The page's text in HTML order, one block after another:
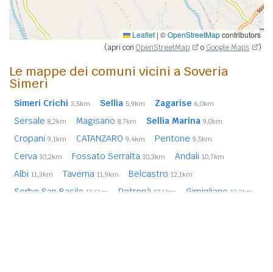
Leaflet | ©OpenStreetMapcontributors
(apri con OpenStreetMap o Google Maps )
Le mappe dei comuni vicini a Soveria
Simeri
Simeri Crichi 3,5km Sellia 5,9km Zagarise 6,0km
Sersale 8,2km Magisano 8,7km Sellia Marina 9,0km
Cropani 9,1km CATANZARO 9,4km Pentone 9,5km
Cerva 10,2km Fossato Serralta 10,3km Andali 10,7km
Albi 11,3km Taverna 11,9km Belcastro 12,1km
Sorbo San Basile 12,6km Petronà 12,6km Gimigliano 13,3km